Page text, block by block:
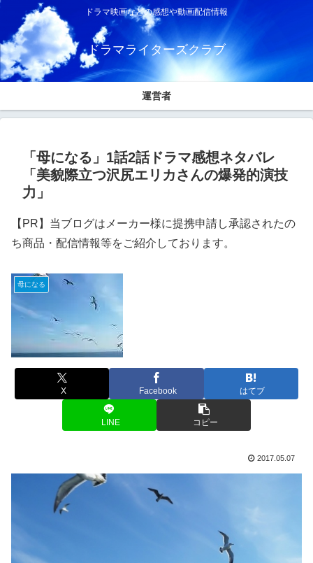
ドラマ映画などの感想や動画配信情報
ドラマライターズクラブ
運営者
「母になる」1話2話ドラマ感想ネタバレ
「美貌際立つ沢尻エリカさんの爆発的演技
力」
【PR】当ブログはメーカー様に提携申請し承認されたの
ち商品・配信情報等をご紹介しております。
母になる
X Facebook はてブ
LINE コピー
2017.05.07